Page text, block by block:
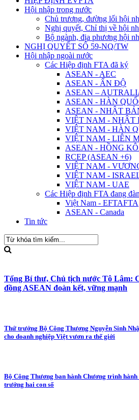
Hội nhập trong nước
Chủ trương, đường lối hội
Nghị quyết, Chỉ thị về hội
Bộ ngành, địa phương hội
NGHỊ QUYẾT SỐ 59-NQ/TW
Hội nhập ngoài nước
Các Hiệp định FTA đã ký
ASEAN - AEC
ASEAN - ẤN ĐỘ
ASEAN –
ASEAN - HÀN
ASEAN - NHẬT
VIỆT NAM - NHẬT
VIỆT NAM - HÀN
VIỆT NAM - LIÊN
ASEAN - HỒNG
RCEP (ASEAN +6)
VIỆT NAM -
VIỆT NAM -
VIỆT NAM - UAE
Các Hiệp định FTA đang
Việt Nam - EFTAFTA
ASEAN - Canada
Tin tức
Tổng Bí thư, Chủ tịch nước Tô Lâm:
đồng ASEAN đoàn kết, vững mạnh
Thứ trưởng Bộ Công Thương Nguyễn Sinh
cho doanh nghiệp Việt vươn ra thế giới
Bộ Công Thương ban hành Chương trình
trưởng hai con số